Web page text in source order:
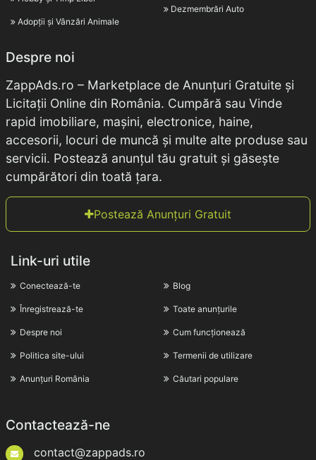
Adopții și Vânzări Animale
Dezmembrări Auto
Despre noi
ZappAds.ro – Marketplace de Anunțuri Gratuite și
Licitații Online din România. Cumpără sau Vinde
rapid imobiliare, mașini, electronice, haine,
accesorii, locuri de muncă și multe alte produse sau
servicii. Postează anunțul tău gratuit și găsește
cumpărători din toată țara.
Postează Anunțuri Gratuit
Link-uri utile
Conectează-te
Înregistrează-te
Despre noi
Politica site-ului
Anunțuri România
Blog
Toate anunțurile
Cum funcționează
Termenii de utilizare
Căutari populare
Contactează-ne
contact@zappads.ro